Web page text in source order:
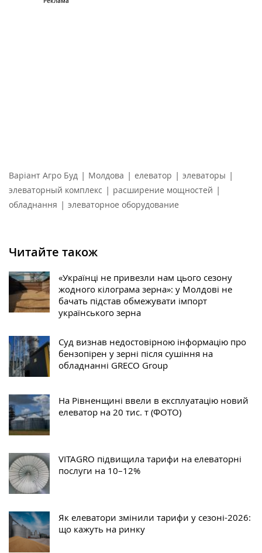
Варіант Агро Буд | Молдова | елеватор | элеваторы |
элеваторный комплекс | расширение мощностей |
обладнання | элеваторное оборудование
Читайте також
«Українці не привезли нам цього сезону
жодного кілограма зерна»: у Молдові не
бачать підстав обмежувати імпорт
українського зерна
Суд визнав недостовірною інформацію про
бензопірен у зерні після сушіння на
обладнанні GRECO Group
На Рівненщині ввели в експлуатацію новий
елеватор на 20 тис. т (ФОТО)
VITAGRO підвищила тарифи на елеваторні
послуги на 10–12%
Як елеватори змінили тарифи у сезоні-2026:
що кажуть на ринку